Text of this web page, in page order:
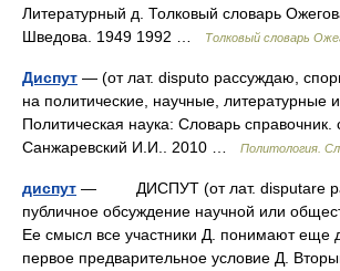
Литературный д. Толковый словарь
Шведова. 1949 1992 …
Толковый словарь
Диспут — (от лат. disputo рассуждаю,
на политические, научные, литературные
Политическая наука: Словарь справочник.
Санжаревский И.И.. 2010 …
Политология.
диспут — ДИСПУТ (от лат. disputare
публичное обсуждение научной или
Ее смысл все участники Д. понимают еще
первое предварительное условие Д.